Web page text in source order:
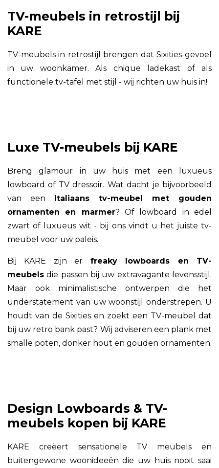
TV-meubels in retrostijl bij
KARE
TV-meubels in retrostijl brengen dat Sixities-gevoel
in uw woonkamer. Als chique ladekast of als
functionele tv-tafel met stijl - wij richten uw huis in!
Luxe TV-meubels bij KARE
Breng glamour in uw huis met een luxueus
lowboard of TV dressoir. Wat dacht je bijvoorbeeld
van een Italiaans tv-meubel met gouden
ornamenten en marmer? Of lowboard in edel
zwart of luxueus wit - bij ons vindt u het juiste tv-
meubel voor uw paleis.
Bij KARE zijn er freaky lowboards en TV-
meubels die passen bij uw extravagante levensstijl.
Maar ook minimalistische ontwerpen die het
understatement van uw woonstijl onderstrepen. U
houdt van de Sixities en zoekt een TV-meubel dat
bij uw retro bank past? Wij adviseren een plank met
smalle poten, donker hout en gouden ornamenten.
Design Lowboards & TV-
meubels kopen bij KARE
KARE creëert sensationele TV meubels en
buitengewone woonideeën die uw huis nooit saai